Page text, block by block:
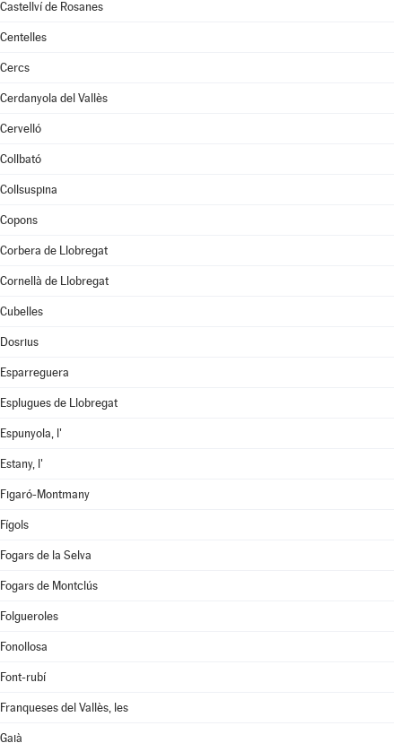
Castellví de Rosanes
Centelles
Cercs
Cerdanyola del Vallès
Cervelló
Collbató
Collsuspina
Copons
Corbera de Llobregat
Cornellà de Llobregat
Cubelles
Dosrius
Esparreguera
Esplugues de Llobregat
Espunyola, l'
Estany, l'
Figaró-Montmany
Fígols
Fogars de la Selva
Fogars de Montclús
Folgueroles
Fonollosa
Font-rubí
Franqueses del Vallès, les
Gaià